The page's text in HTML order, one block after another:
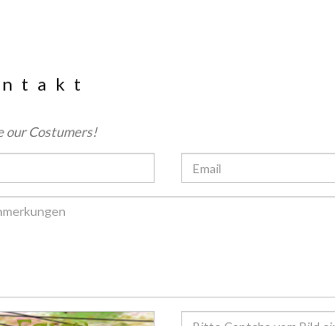
our Costumers!